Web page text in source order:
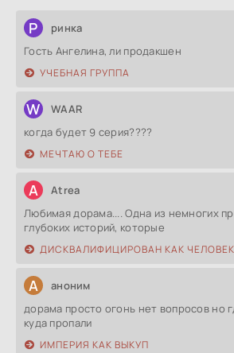
Р ринка
Гость Ангелина, ли продакшен
УЧЕБНАЯ ГРУППА
W WAAR
когда будет 9 серия????
МЕЧТАЮ О ТЕБЕ
A Atrea
Любимая дорама.... Одна из немногих
глубоких историй, которые
ДИСКВАЛИФИЦИРОВАН КАК ЧЕЛОВЕК
А аноним
дорама просто огонь нет вопросов но
куда пропали
ИМПЕРИЯ КАК ВЫКУП